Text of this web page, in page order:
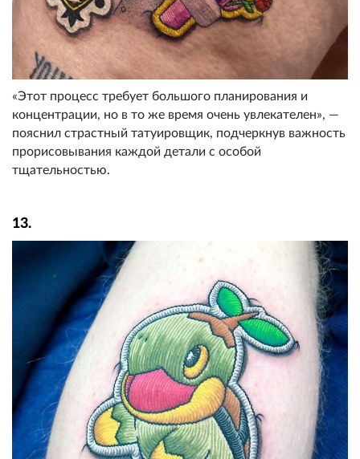
«Этот процесс требует большого планирования и
концентрации, но в то же время очень увлекателен», —
пояснил страстный татуировщик, подчеркнув важность
прорисовывания каждой детали с особой
тщательностью.
13.